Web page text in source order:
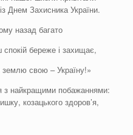
Днем Захисника України.
назад багато
береже і захищає,
свою – Україну!»
з найкращими побажаннями:
козацького здоров’я,